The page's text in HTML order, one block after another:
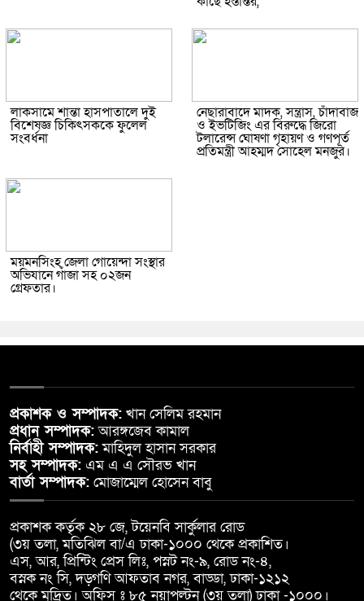
লাকসামে শান্তা হাসপাতালে দুই
বিশেষজ্ঞ চিকিৎসককে ফুলেল
সংবর্ধনা
নেছারাবাদে মাদক, সন্ত্রাস, চাঁদাবাজ
ও ইভটিজিং এর বিরুদ্ধে জিরো
টলারেন্স ঘোষণা গৃহায়ণ ও গণপূর্ত
প্রতিমন্ত্রী আহম্মদ সোহেল মনজুর।
ময়মনসিংহ জেলা গোয়েন্দা সংস্থার
অভিযানে গাঁজা সহ ০২জন
গ্রেফতার।
প্রকাশক ও সম্পাদক: খান সেলিম রহমান
প্রধান সম্পাদক:আরঙ্গজেব কামাল
নির্বাহী সম্পাদক:মাহিদুল হাসান সরকার
সহ সম্পাদক: এম এ এ সৌরভ খান
বার্তা সম্পাদক: মোজাম্মেল হোসেন বাবু
প্রকাশক কর্তৃক ২৮ জে, টয়েনবি সার্কুলার রোড
(৩য় তলা, মতিঝিল বা/এ ঢাকা-১০০০ থেকে প্রকাশিত।
এস, আর, প্রিন্টিং প্রেস লিঃ, পস্নট নং-৯, রোড নং-৪,
বস্নক নং সি, দড়্গণি আফতাব নগর, বাড্ডা, ঢাকা-১২১২
থেকে মুদ্রিত। অফিস ঃ ৮৫ নয়াপল্টন (৩য় তলা) ঢাকা -১০০০।